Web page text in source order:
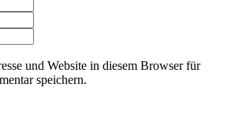
und Website in diesem Browser für
speichern.